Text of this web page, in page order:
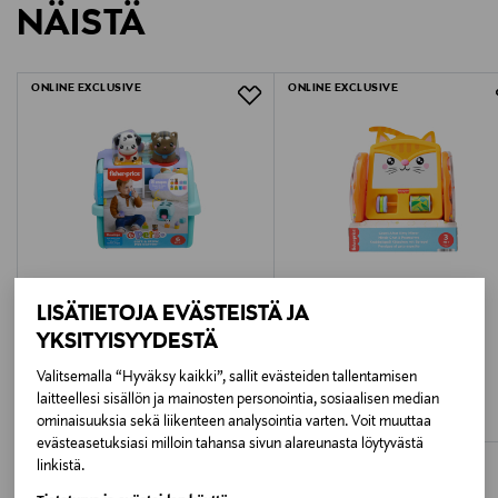
LISÄTIETOJA EVÄSTEISTÄ JA
YKSITYISYYDESTÄ
Valitsemalla “Hyväksy kaikki”, sallit evästeiden tallentamisen
laitteellesi sisällön ja mainosten personointia, sosiaalisen median
ominaisuuksia sekä liikenteen analysointia varten. Voit muuttaa
evästeasetuksiasi milloin tahansa sivun alareunasta löytyvästä
linkistä.
erityisen!
1553543
Avainsanat
fisher-price koiranpentutyttö, pehmolelu lapsille,
opettava lelu, musikaalinen lelu, suomenkielinen lelu,
LUE TARKEMMAT PALAUTUSOHJEET
NÄISTÄ
ONLINE EXCLUSIVE
FISHER-PRICE Animal Brick -
matkalaukku
Original Price
37,99 €
ONLINE EXCLUSIVE
FISHER-PRICE -Kissapeili
Original Price
49,99 €